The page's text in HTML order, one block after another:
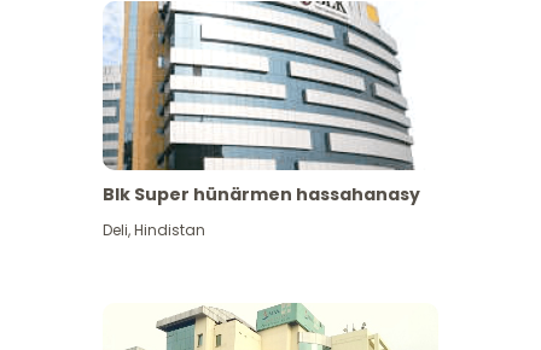
Blk Super hünärmen hassahanasy
Deli,Hindistan